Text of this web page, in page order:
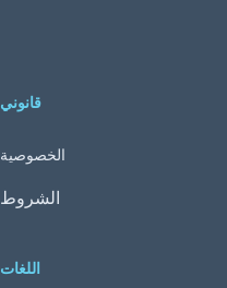
قانوني
الخصوصية
الشروط
اللغات